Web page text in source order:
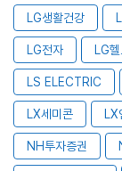
LG생활건강
LG전자 LG헬
LS ELECTRIC
LX세미콘 LX
NH투자증권